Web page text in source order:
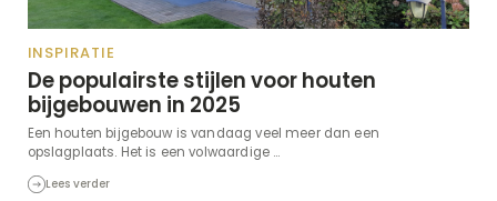
INSPIRATIE
De populairste stijlen voor houten
bijgebouwen in 2025
Een houten bijgebouw is vandaag veel meer dan een
opslagplaats. Het is een volwaardige ...
Lees verder